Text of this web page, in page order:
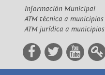
Información Municipal
ATM técnica a municipios
ATM jurídica a municipios